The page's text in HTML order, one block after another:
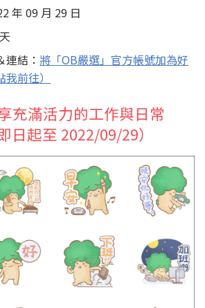
年 09 月 29 日
連結： 將「OB嚴選」官方帳號加為好
前往）
充滿活力的工作與日常
日起至 2022/09/29）